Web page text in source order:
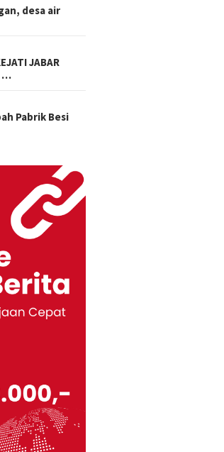
desa air
JABAR
…
Pabrik Besi